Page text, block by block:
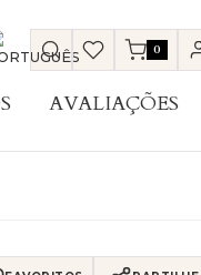
0
AVALIAÇÕES